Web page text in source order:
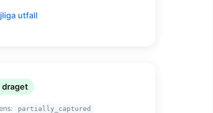
utfall
draget
partially_captured